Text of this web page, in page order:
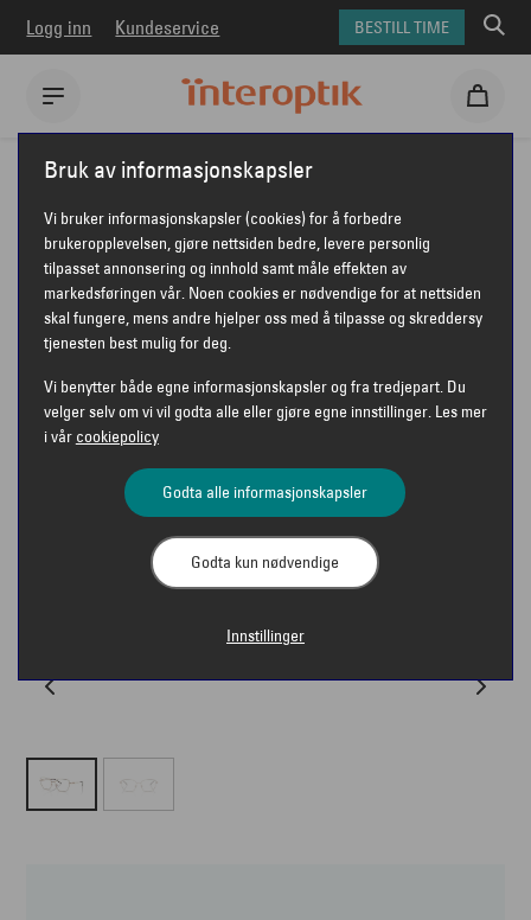
Logg inn Kundeservice BESTILL TIME
Interoptik Briller
Emporio Armani briller
EMPORIO ARMANI EA1176
Bruk av informasjonskapsler
Vi bruker informasjonskapsler (cookies) for å forbedre
brukeropplevelsen, gjøre nettsiden bedre, levere personlig
tilpasset annonsering og innhold samt måle effekten av
markedsføringen vår. Noen cookies er nødvendige for at nettsiden
skal fungere, mens andre hjelper oss med å tilpasse og skreddersy
tjenesten best mulig for deg.
Vi benytter både egne informasjonskapsler og fra tredjepart. Du
velger selv om vi vil godta alle eller gjøre egne innstillinger. Les mer
i vår cookiepolicy
Godta alle informasjonskapsler
Godta kun nødvendige
Innstillinger